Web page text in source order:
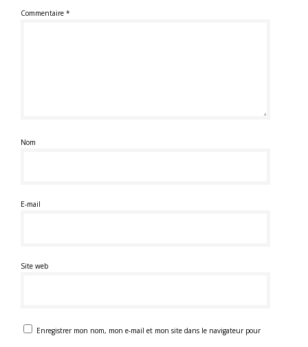
Commentaire *
Nom
E-mail
Site web
Enregistrer mon nom, mon e-mail et mon site dans le navigateur pour